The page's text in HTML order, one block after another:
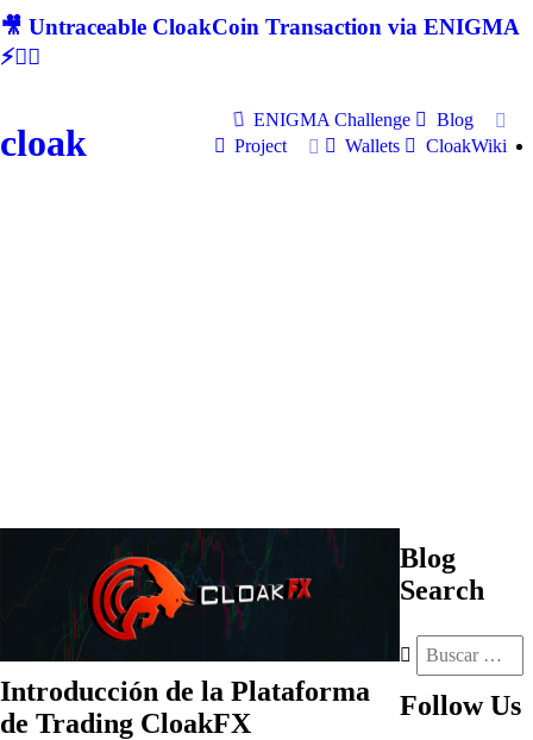
🎥 Untraceable CloakCoin Transaction via ENIGMA
⚡🕵‍♂
cloak
ENIGMA Challenge
Blog
Project
Wallets CloakWiki
Introducción de la Plataforma
de Trading CloakFX
Blog
Search
Follow Us